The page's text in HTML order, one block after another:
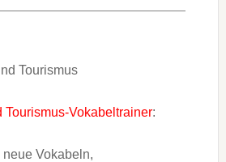
Tourismus-Vokabeltrainer:
Vokabeln,